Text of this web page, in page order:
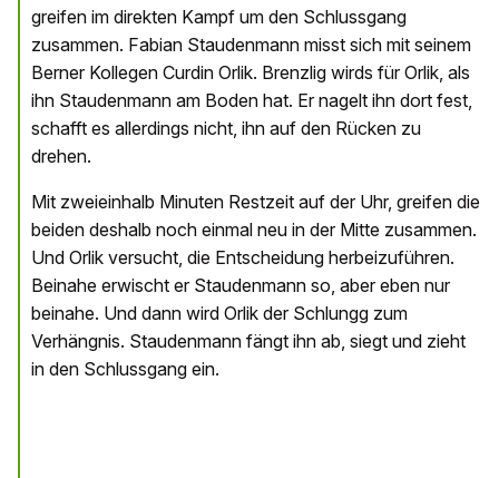
greifen im direkten Kampf um den Schlussgang
zusammen. Fabian Staudenmann misst sich mit seinem
Berner Kollegen Curdin Orlik. Brenzlig wirds für Orlik, als
ihn Staudenmann am Boden hat. Er nagelt ihn dort fest,
schafft es allerdings nicht, ihn auf den Rücken zu
drehen.
Mit zweieinhalb Minuten Restzeit auf der Uhr, greifen die
beiden deshalb noch einmal neu in der Mitte zusammen.
Und Orlik versucht, die Entscheidung herbeizuführen.
Beinahe erwischt er Staudenmann so, aber eben nur
beinahe. Und dann wird Orlik der Schlungg zum
Verhängnis. Staudenmann fängt ihn ab, siegt und zieht
in den Schlussgang ein.